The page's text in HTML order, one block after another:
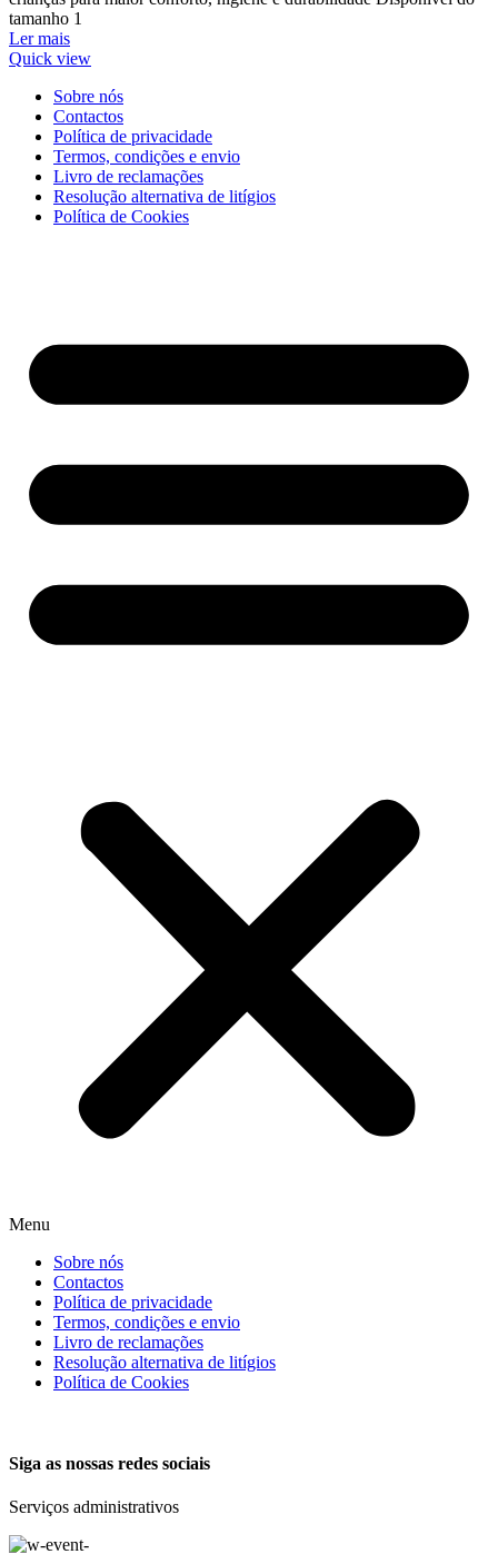
tamanho 1
Ler mais
Quick view
Sobre nós
Contactos
Política de privacidade
Termos, condições e envio
Livro de reclamações
Resolução alternativa de litígios
Política de Cookies
Menu
Sobre nós
Contactos
Política de privacidade
Termos, condições e envio
Livro de reclamações
Resolução alternativa de litígios
Política de Cookies
Siga as nossas redes sociais
Serviços administrativos